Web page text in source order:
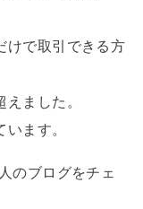
けで取引できる方
ました。
ます。
のブログをチェ